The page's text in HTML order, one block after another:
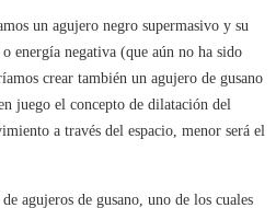
un agujero negro supermasivo y su
energía negativa (que aún no ha sido
crear también un agujero de gusano
juego el concepto de dilatación del
a través del espacio, menor será el
agujeros de gusano, uno de los cuales